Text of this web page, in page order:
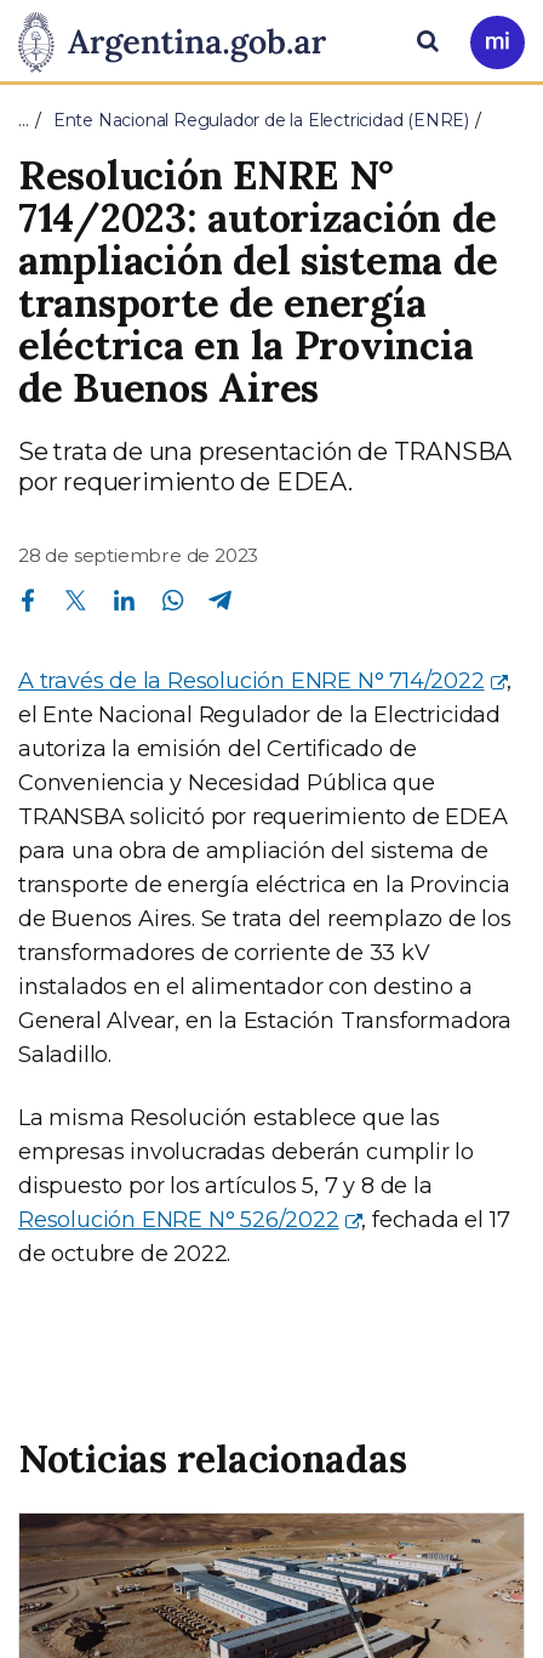
Presidencia
de
la
Nación
Pasar al contenido principal
Ir
a
Buscar
… Ente Nacional Regulador de la Electricidad (ENRE)
Resolución ENRE N°
714/2023: autorización de
ampliación del sistema de
transporte de energía
eléctrica en la Provincia
de Buenos Aires
Se trata de una presentación de TRANSBA
por requerimiento de EDEA.
28 de septiembre de 2023
Compartir en Facebook Compartir en Twitter Compartir en Linkedin Compartir en Whatsapp
A través de la Resolución ENRE N° 714/2022
,
el Ente Nacional Regulador de la Electricidad
autoriza la emisión del Certificado de
Conveniencia y Necesidad Pública que
TRANSBA solicitó por requerimiento de EDEA
para una obra de ampliación del sistema de
transporte de energía eléctrica en la Provincia
de Buenos Aires. Se trata del reemplazo de los
transformadores de corriente de 33 kV
instalados en el alimentador con destino a
General Alvear, en la Estación Transformadora
Saladillo.
La misma Resolución establece que las
empresas involucradas deberán cumplir lo
dispuesto por los artículos 5, 7 y 8 de la
Resolución ENRE N° 526/2022
, fechada el 17
de octubre de 2022.
Noticias relacionadas